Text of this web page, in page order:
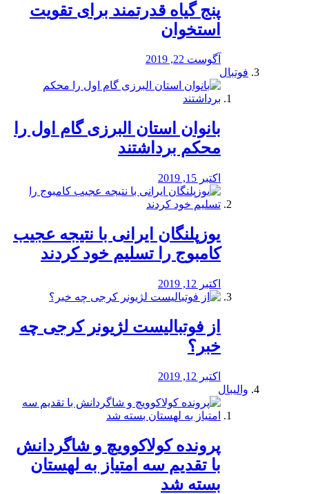
پنج گیاه قدرتمند برای تقویت
استخوان
آگوست 22, 2019
فوتبال
بانوان استان البرزی گام اول را
محكم برداشتند
اکتبر 15, 2019
یوزپلنگان ایرانی با نتیجه عجیب
کامبوج را تسلیم خود کردند
اکتبر 12, 2019
از فوتبالیست لژیونر کرجی چه
خبر؟
اکتبر 12, 2019
والیبال
پرونده کولاکوویچ و شاگردانش
با تقدیم سه امتیاز به لهستان
بسته شد